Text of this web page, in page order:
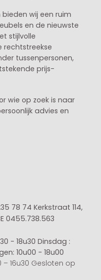
wij een ruim
en de nieuwste
stijlvolle
rechtstreekse
tussenpersonen,
prijs-
wie op zoek is naar
advies en
78 74 Kerkstraat 114,
0455.738.563
- 18u30 Dinsdag :
10u00 - 18u00
16u30 Gesloten op